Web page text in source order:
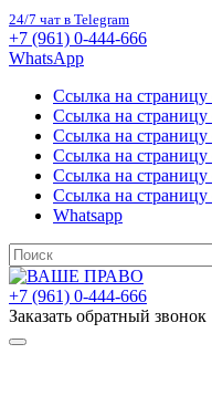
24/7 чат в Telegram
+7 (961) 0-444-666
WhatsApp
Ссылка на страницу
Ссылка на страницу
Ссылка на страницу
Ссылка на
Ссылка на
Ссылка на страницу
Whatsapp
+7 (961) 0-444-666
Заказать обратный звонок